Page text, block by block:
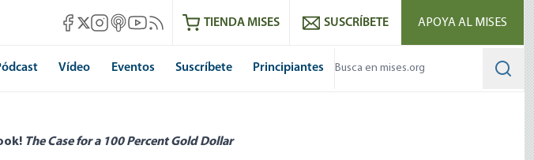
Mises Facebook
Mises X
Mises Instagram
Mises itunes
Mises Youtube
Mises RSS feedTIENDA MISES SUSCRÍBETE APOYA AL MISES
Vídeo Eventos Suscríbete Principiantes
The Case for a 100 Percent Gold Dollar